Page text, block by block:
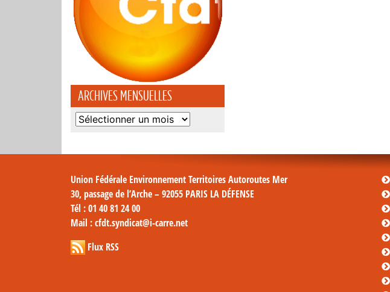
ARCHIVES MENSUELLES
Archives
Union Fédérale Environnement Territoires Autoroutes Mer
30, passage de l’Arche – 92055 PARIS LA DÉFENSE
Tél : 01 40 81 24 00
Mail : cfdt.syndicat@i-carre.net
Flux RSS